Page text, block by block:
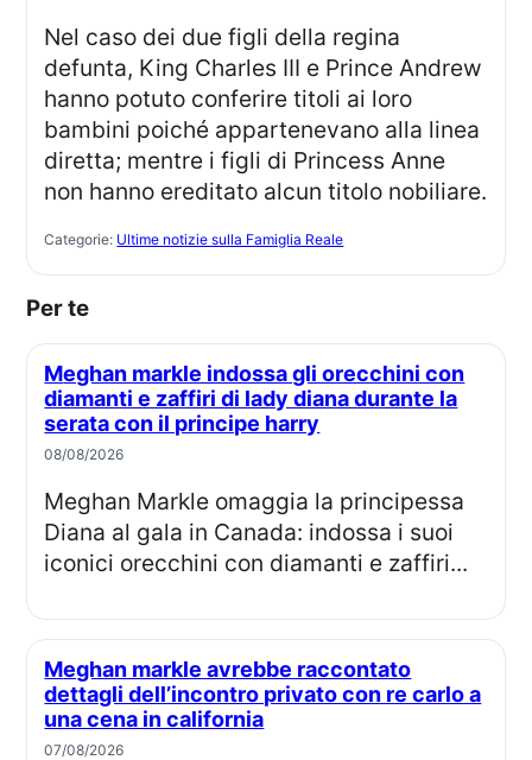
Nel caso dei due figli della regina
defunta, King Charles III e Prince Andrew
hanno potuto conferire titoli ai loro
bambini poiché appartenevano alla linea
diretta; mentre i figli di Princess Anne
non hanno ereditato alcun titolo nobiliare.
Categorie: Ultime notizie sulla Famiglia Reale
Per te
Meghan markle indossa gli orecchini con
diamanti e zaffiri di lady diana durante la
serata con il principe harry
08/08/2026
Meghan Markle omaggia la principessa
Diana al gala in Canada: indossa i suoi
iconici orecchini con diamanti e zaffiri...
Meghan markle avrebbe raccontato
dettagli dell’incontro privato con re carlo a
una cena in california
07/08/2026